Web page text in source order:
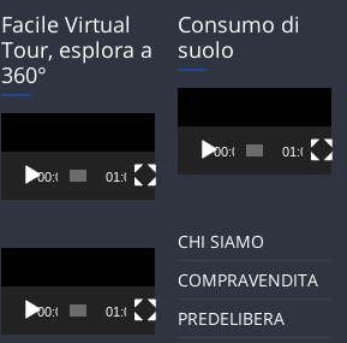
Facile Virtual
Tour, esplora a
360°
Player
00:00 01:01
Player
00:00 01:01
Consumo di
suolo
Player
00:00 01:01
CHI SIAMO
COMPRAVENDITA
PREDELIBERA